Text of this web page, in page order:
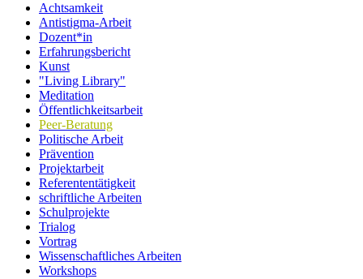
Achtsamkeit
Antistigma-Arbeit
Dozent*in
Erfahrungsbericht
Kunst
"Living Library"
Meditation
Öffentlichkeitsarbeit
Peer-Beratung
Politische Arbeit
Prävention
Projektarbeit
Referententätigkeit
schriftliche Arbeiten
Schulprojekte
Trialog
Vortrag
Wissenschaftliches Arbeiten
Workshops